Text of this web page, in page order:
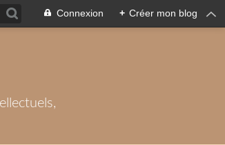
Connexion + Créer mon blog